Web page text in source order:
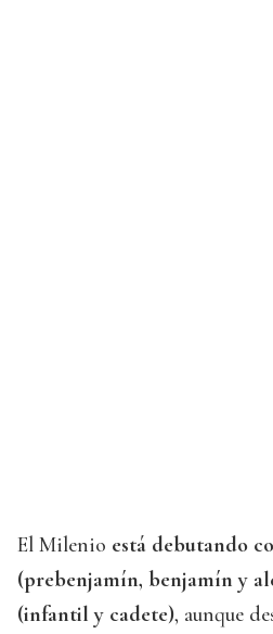
El Milenio está debutando
(prebenjamín, benjamín y
(infantil y cadete), aunque